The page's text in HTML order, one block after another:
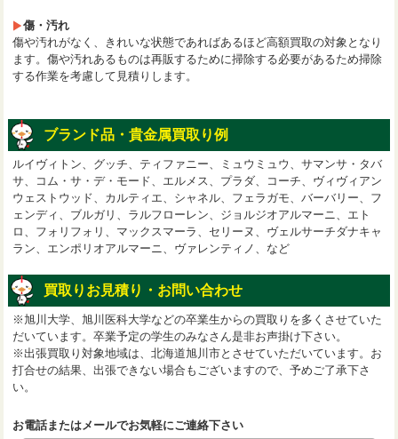
傷・汚れ
傷や汚れがなく、きれいな状態であればあるほど高額買取の対象となり
ます。傷や汚れあるものは再販するために掃除する必要があるため掃除
する作業を考慮して見積りします。
ブランド品・貴金属買取り例
ルイヴィトン、グッチ、ティファニー、ミュウミュウ、サマンサ・タバ
サ、コム・サ・デ・モード、エルメス、プラダ、コーチ、ヴィヴィアン
ウェストウッド、カルティエ、シャネル、フェラガモ、バーバリー、フ
ェンディ、ブルガリ、ラルフローレン、ジョルジオアルマーニ、エト
ロ、フォリフォリ、マックスマーラ、セリーヌ、ヴェルサーチダナキャ
ラン、エンポリオアルマーニ、ヴァレンティノ、など
買取りお見積り・お問い合わせ
※旭川大学、旭川医科大学などの卒業生からの買取りを多くさせていた
だいています。卒業予定の学生のみなさん是非お声掛け下さい。
※出張買取り対象地域は、北海道旭川市とさせていただいています。お
打合せの結果、出張できない場合もございますので、予めご了承下さ
い。
お電話またはメールでお気軽にご連絡下さい